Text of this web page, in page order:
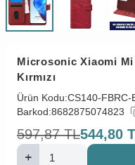
Microsonic Xiaomi Mi
Kırmızı
Ürün Kodu:CS140-FBRC-
Barkod:8682875074823
597,87 TL544,80